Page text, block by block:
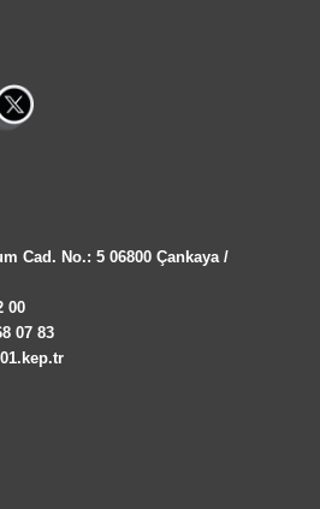
Cad. No.: 5 06800 Çankaya /
00
07 83